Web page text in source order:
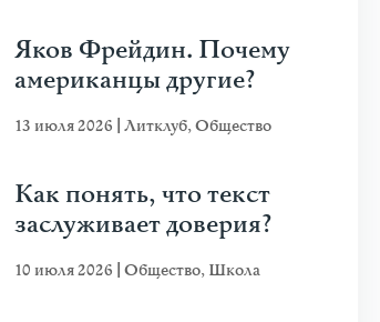
Яков Фрейдин. Почему
американцы другие?
13 июля 2026 Литклуб,Общество
Как понять, что текст
заслуживает доверия?
10 июля 2026 Общество, Школа